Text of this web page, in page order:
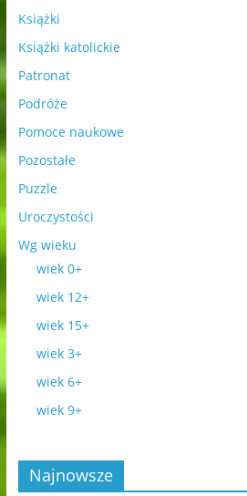
Książki
Książki katolickie
Patronat
Podróże
Pomoce naukowe
Pozostałe
Puzzle
Uroczystości
Wg wieku
wiek 0+
wiek 12+
wiek 15+
wiek 3+
wiek 6+
wiek 9+
Najnowsze